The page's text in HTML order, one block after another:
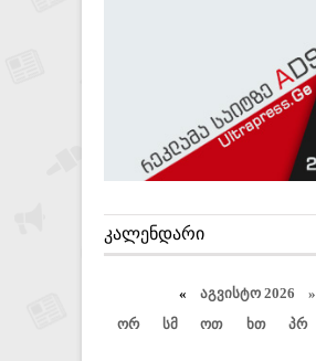
ᲙᲐᲚᲔᲜᲓᲐᲠᲘ
« აგვისტო 2026 »
ორ
სმ ოთ ხთ პრ